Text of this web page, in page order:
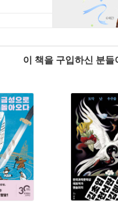
이 책을 구입하신 분